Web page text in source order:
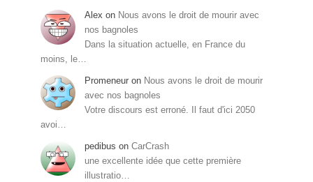
Alex on Nous avons le droit de mourir avec
nos bagnoles
Dans la situation actuelle, en France du
moins, le…
Promeneur on Nous avons le droit de mourir
avec nos bagnoles
Votre discours est erroné. Il faut d'ici 2050
avoi…
pedibus on CarCrash
une excellente idée que cette première
illustratio…